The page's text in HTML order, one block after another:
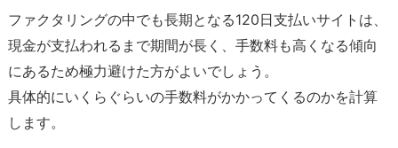
ファクタリングの中でも長期となる120日支払いサイトは、
現金が支払われるまで期間が長く、手数料も高くなる傾向
にあるため極力避けた方がよいでしょう。
具体的にいくらぐらいの手数料がかかってくるのかを計算
します。